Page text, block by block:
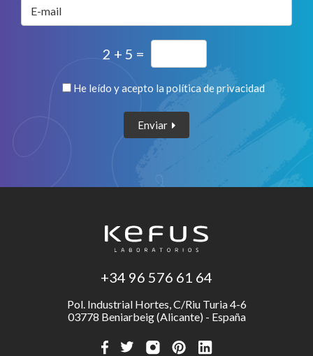
E-mail
2 + 5 =
He leído y acepto la política de privacidad
Enviar
+34 96 576 61 64
Pol. Industrial Hortes, C/Riu Turia 4-6
03778 Beniarbeig (Alicante) - España